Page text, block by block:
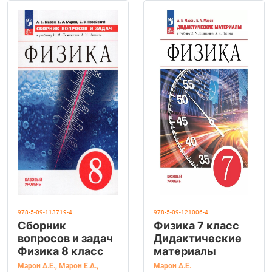
978-5-09-113719-4
Сборник
вопросов и задач
Физика 8 класс
Марон А.Е., Марон Е.А.,
978-5-09-121006-4
Физика 7 класс
Дидактические
материалы
Марон А.Е.